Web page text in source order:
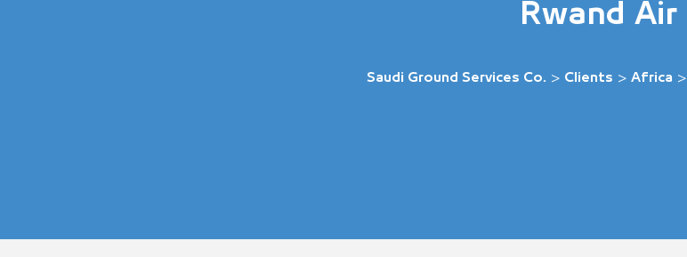
Rwand Air
Saudi Ground Services Co. > Clients > Africa >